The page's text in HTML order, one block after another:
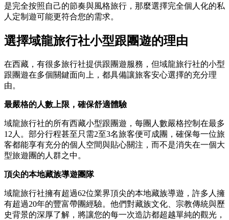
是完全按照自己的節奏與風格旅行，那麼選擇完全個人化的私
人定制遊可能更符合您的需求。
選擇域龍旅行社小型跟團遊的理由
在西藏，有很多旅行社提供跟團遊服務，但域龍旅行社的小型
跟團遊在多個關鍵面向上，都具備讓旅客安心選擇的充分理
由。
最嚴格的人數上限，確保舒適體驗
域龍旅行社的所有西藏小型跟團遊，每團人數嚴格控制在最多
12人。部分行程甚至只需2至3名旅客便可成團，確保每一位旅
客都能享有充分的個人空間與貼心關注，而不是消失在一個大
型旅遊團的人群之中。
頂尖的本地藏族導遊團隊
域龍旅行社擁有超過62位業界頂尖的本地藏族導遊，許多人擁
有超過20年的豐富帶團經驗。他們對藏族文化、宗教傳統與歷
史背景的深厚了解，將讓您的每一次造訪都超越單純的觀光，